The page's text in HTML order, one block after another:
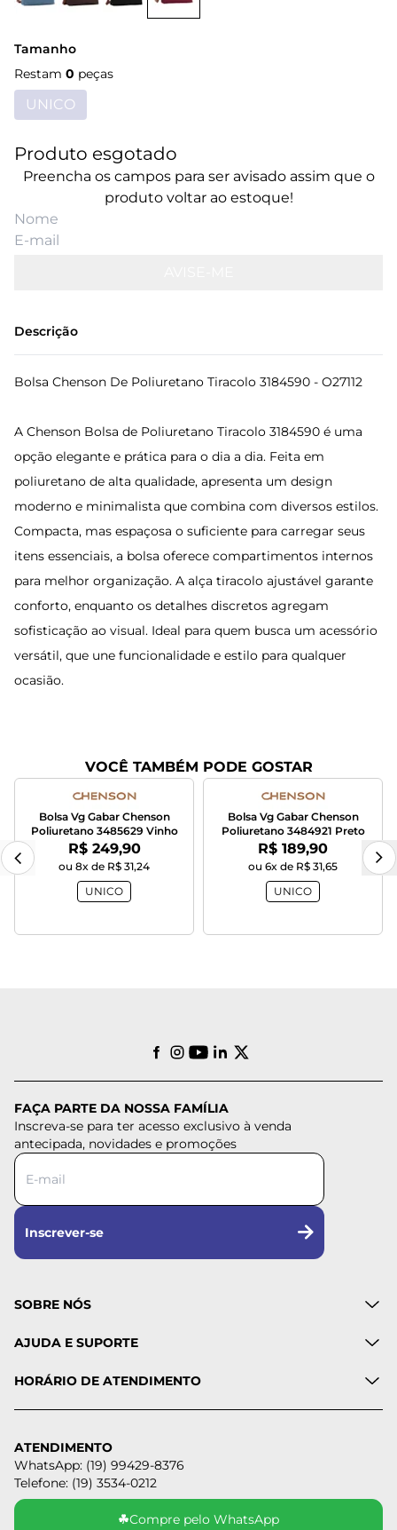
Tamanho
Restam 0 peças
UNICO
Produto esgotado
Preencha os campos para ser avisado assim que o
produto voltar ao estoque!
Descrição
Bolsa Chenson De Poliuretano Tiracolo 3184590 - O27112
A Chenson Bolsa de Poliuretano Tiracolo 3184590 é uma
opção elegante e prática para o dia a dia. Feita em
poliuretano de alta qualidade, apresenta um design
moderno e minimalista que combina com diversos estilos.
Compacta, mas espaçosa o suficiente para carregar seus
itens essenciais, a bolsa oferece compartimentos internos
para melhor organização. A alça tiracolo ajustável garante
conforto, enquanto os detalhes discretos agregam
sofisticação ao visual. Ideal para quem busca um acessório
versátil, que une funcionalidade e estilo para qualquer
ocasião.
VOCÊ TAMBÉM PODE GOSTAR
Bolsa Vg Gabar Chenson
Poliuretano 3485629 Vinho
Por:
R$ 249,90
ou 8x de R$ 31,24
UNICO
Bolsa Vg Gabar Chenson
Poliuretano 3484921 Preto
Por:
R$ 189,90
ou 6x de R$ 31,65
UNICO
FAÇA PARTE DA NOSSA FAMÍLIA
Inscreva-se para ter acesso exclusivo à venda
antecipada, novidades e promoções
Inscrever-se
SOBRE NÓS
AJUDA E SUPORTE
HORÁRIO DE ATENDIMENTO
ATENDIMENTO
WhatsApp: (19) 99429-8376
Telefone: (19) 3534-0212
☘Compre pelo WhatsApp